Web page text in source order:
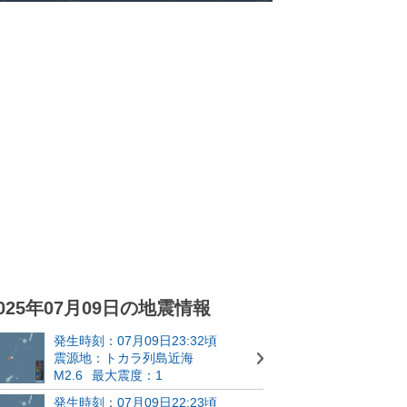
年07月09日の地震情報
発生時刻：07月09日23:32頃
震源地：トカラ列島近海
M2.6
最大震度：1
発生時刻：07月09日22:23頃